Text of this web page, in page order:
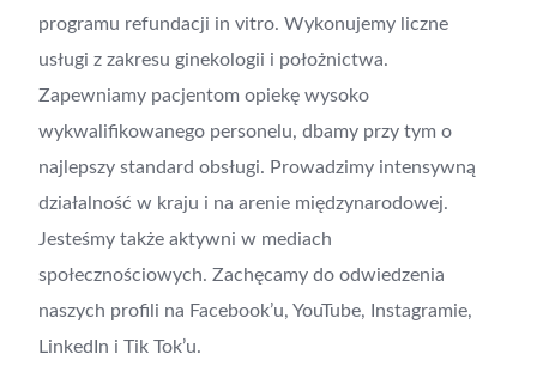
programu refundacji in vitro. Wykonujemy liczne
usługi z zakresu ginekologii i położnictwa.
Zapewniamy pacjentom opiekę wysoko
wykwalifikowanego personelu, dbamy przy tym o
najlepszy standard obsługi. Prowadzimy intensywną
działalność w kraju i na arenie międzynarodowej.
Jesteśmy także aktywni w mediach
społecznościowych. Zachęcamy do odwiedzenia
naszych profili na Facebook’u, YouTube, Instagramie,
LinkedIn i Tik Tok’u.